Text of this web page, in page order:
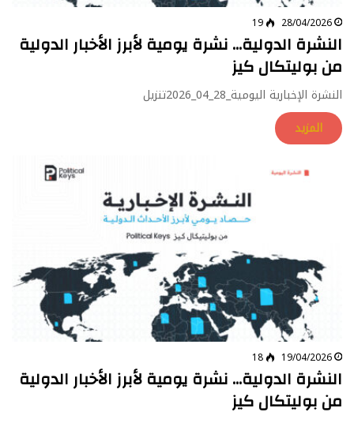
28/04/2026
19
النشرة الدولية… نشرة يومية لأبرز الأخبار الدولية
من بوليتكال كيز
النشرة الإخبارية اليومية_28_04_2026تنزيل
المزيد
19/04/2026
18
النشرة الدولية… نشرة يومية لأبرز الأخبار الدولية
من بوليتكال كيز